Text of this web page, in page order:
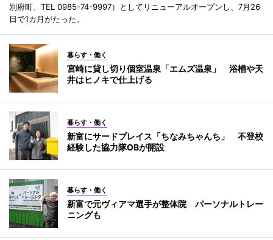
別府町、TEL 0985-74-9997）としてリニューアルオープンし、7月26
日で1カ月がたった。
暮らす・働く
宮崎に貸し切り個室温泉「エムズ温泉」 浴槽や天
井はヒノキで仕上げる
暮らす・働く
新富にサードプレイス「ちなみちゃんち」 不登校
経験した協力隊OBが開設
暮らす・働く
新富で元ヴィアマ選手が整体院 パーソナルトレー
ニングも